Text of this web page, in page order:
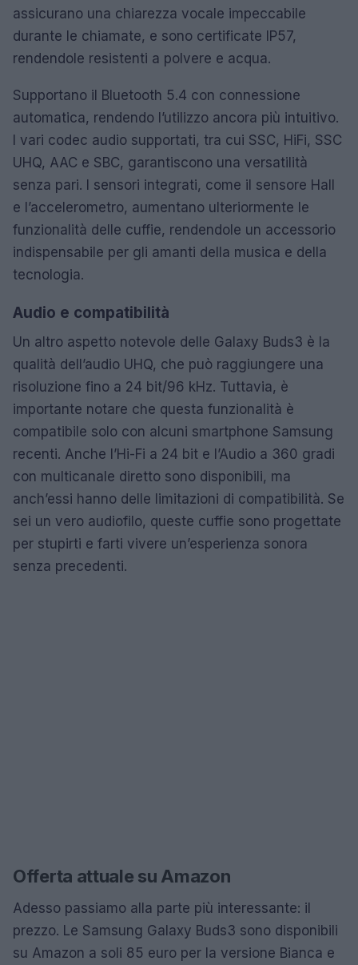
assicurano una chiarezza vocale impeccabile
durante le chiamate, e sono certificate IP57,
rendendole resistenti a polvere e acqua.
Supportano il Bluetooth 5.4 con connessione
automatica, rendendo l’utilizzo ancora più intuitivo.
I vari codec audio supportati, tra cui SSC, HiFi, SSC
UHQ, AAC e SBC, garantiscono una versatilità
senza pari. I sensori integrati, come il sensore Hall
e l’accelerometro, aumentano ulteriormente le
funzionalità delle cuffie, rendendole un accessorio
indispensabile per gli amanti della musica e della
tecnologia.
Audio e compatibilità
Un altro aspetto notevole delle Galaxy Buds3 è la
qualità dell’audio UHQ, che può raggiungere una
risoluzione fino a 24 bit/96 kHz. Tuttavia, è
importante notare che questa funzionalità è
compatibile solo con alcuni smartphone Samsung
recenti. Anche l’Hi-Fi a 24 bit e l’Audio a 360 gradi
con multicanale diretto sono disponibili, ma
anch’essi hanno delle limitazioni di compatibilità. Se
sei un vero audiofilo, queste cuffie sono progettate
per stupirti e farti vivere un’esperienza sonora
senza precedenti.
Offerta attuale su Amazon
Adesso passiamo alla parte più interessante: il
prezzo. Le Samsung Galaxy Buds3 sono disponibili
su Amazon a soli 85 euro per la versione Bianca e